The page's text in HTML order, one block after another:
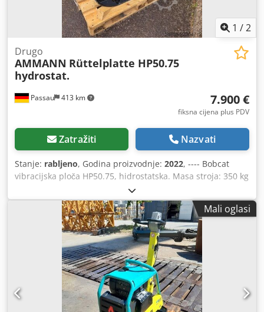
1 /2
Passau 413 km
Drugo
AMMANN Rüttelplatte HP50.75
hydrostat.
7.900 €
fiksna cijena plus PDV
Zatražiti Nazvati
Stanje: rabljeno, Godina proizvodnje: 2022, ---- Bobcat
vibracijska ploča HP50.75, hidrostatska. Masa stroja: 350 kg
Duljina osnovne ploče: 450 mm Duljina stroja: 900 mm
Duljina stroja s ručkom: 1.600 mm Visina stroja: 820 mm
Visina ručke (u radu): 1.000 mm Visina ručke (pri
transportu): 1.500 mm Širina stroja: 450/600/750 mm
Motor: Hatz Supra 1D50S Gorivo: dizel Snaga motora pri
o/min: 7 kW pri 3200 Maksimalna frekvencija vibracije: 70
Hz Maksimalna centrifugalna sila: 50 kN Kut nagiba: 36 %
Amplituda: 1,7 mm Dcjdpozkz Tkjfx Acbsk
Mali oglasi